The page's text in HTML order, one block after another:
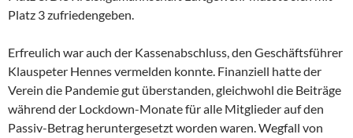
Platz 3 zufriedengeben.
Erfreulich war auch der Kassenabschluss, den Geschäftsführer
Klauspeter Hennes vermelden konnte. Finanziell hatte der
Verein die Pandemie gut überstanden, gleichwohl die Beiträge
während der Lockdown-Monate für alle Mitglieder auf den
Passiv-Betrag heruntergesetzt worden waren. Wegfall von